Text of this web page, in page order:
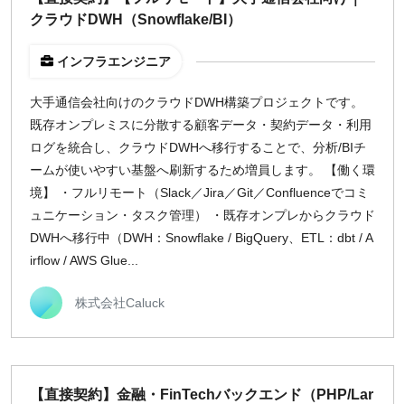
クラウドDWH（Snowflake/BI）
インフラエンジニア
大手通信会社向けのクラウドDWH構築プロジェクトです。
既存オンプレミスに分散する顧客データ・契約データ・利用
ログを統合し、クラウドDWHへ移行することで、分析/BIチ
ームが使いやすい基盤へ刷新するため増員します。 【働く環
境】 ・フルリモート（Slack／Jira／Git／Confluenceでコミ
ュニケーション・タスク管理） ・既存オンプレからクラウド
DWHへ移行中（DWH：Snowflake / BigQuery、ETL：dbt / A
irflow / AWS Glue...
株式会社Caluck
【直接契約】金融・FinTechバックエンド（PHP/Lar